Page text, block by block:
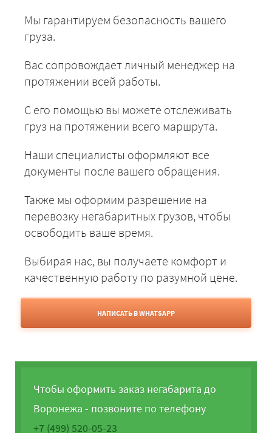
Мы гарантируем безопасность вашего
груза.
Вас сопровождает личный менеджер на
протяжении всей работы.
С его помощью вы можете отслеживать
груз на протяжении всего маршрута.
Наши специалисты оформляют все
документы после вашего обращения.
Также мы оформим разрешение на
перевозку негабаритных грузов, чтобы
освободить ваше время.
Выбирая нас, вы получаете комфорт и
качественную работу по разумной цене.
НАПИСАТЬ В WHATSAPP
Чтобы оформить заказ негабарита до
Воронежа - позвоните по телефону
+7 (499) 520-05-23